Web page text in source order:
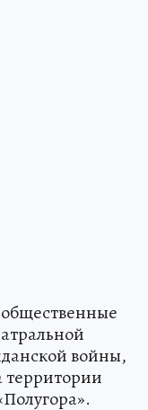
войны,
территории